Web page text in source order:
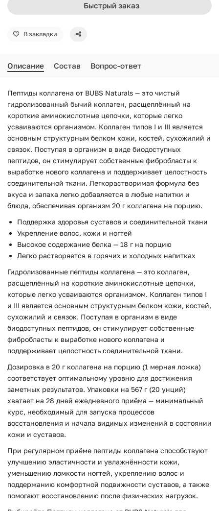
Быстрый заказ
В закладки
Описание Состав Вопрос-ответ
Пептиды коллагена от BUBS Naturals — это чистый
гидролизованный бычий коллаген, расщеплённый на
короткие аминокислотные цепочки, которые легко
усваиваются организмом. Коллаген типов I и III является
основным структурным белком кожи, костей, сухожилий и
связок. Поступая в организм в виде биодоступных
пептидов, он стимулирует собственные фибробласты к
выработке нового коллагена и поддерживает целостность
соединительной ткани. Легкорастворимая формула без
вкуса и запаха легко добавляется в любые напитки и
блюда, обеспечивая организм 20 г коллагена на порцию.
Поддержка здоровья суставов и соединительной ткани
Укрепление волос, кожи и ногтей
Высокое содержание белка — 18 г на порцию
Легко растворяется в горячих и холодных напитках
Гидролизованные пептиды коллагена — это коллаген,
расщеплённый на короткие аминокислотные цепочки,
которые легко усваиваются организмом. Коллаген типов I
и III является основным структурным белком кожи, костей,
сухожилий и связок. Поступая в организм в виде
биодоступных пептидов, он стимулирует собственные
фибробласты к выработке нового коллагена и
поддерживает целостность соединительной ткани.
Дозировка в 20 г коллагена на порцию (1 мерная ложка)
соответствует оптимальному уровню для достижения
заметных результатов. Упаковки на 567 г (20 унций)
хватает на 28 дней ежедневного приёма — минимальный
курс, необходимый для запуска процессов
восстановления и начала видимых изменений в состоянии
кожи и суставов.
При регулярном приёме пептиды коллагена способствуют
улучшению эластичности и увлажнённости кожи,
уменьшению ломкости ногтей, укреплению волос и
поддержанию комфортной подвижности суставов, а также
помогают восстановлению после физических нагрузок.